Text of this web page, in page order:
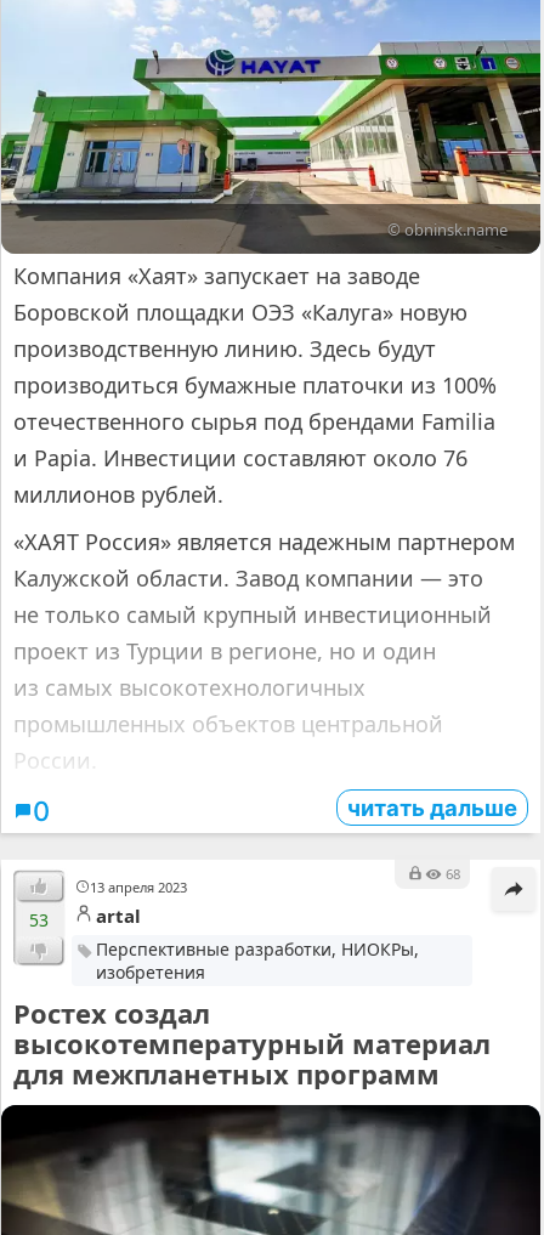
© obninsk.name
Компания «Хаят» запускает на заводе
Боровской площадки ОЭЗ «Калуга» новую
производственную линию. Здесь будут
производиться бумажные платочки из 100%
отечественного сырья под брендами Familia
и Papia. Инвестиции составляют около 76
миллионов рублей.
«ХАЯТ Россия» является надежным партнером
Калужской области. Завод компании — это
не только самый крупный инвестиционный
проект из Турции в регионе, но и один
из самых высокотехнологичных
промышленных объектов центральной
России.
0 читать дальше
13 апреля 2023
68
53 artal
Перспективные разработки, НИОКРы,
изобретения
Ростех создал
высокотемпературный материал
для межпланетных программ